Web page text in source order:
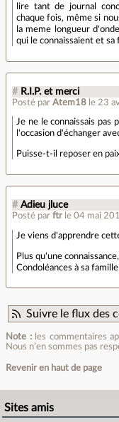
lire tant de journal
chaque fois, même si
la meme longueur
qui le connaissaient et sa
# R.I.P. et merci
Posté par Atem18 le 23
Je ne le connaissais pas
l'occasion d'échanger
Puisse-t-il reposer en
# Adieu jluce
Posté par ftr le 04 mai
Je viens d'apprendre
Plus qu'une
Condoléances à sa
Suivre le flux des
Note :les commentaires
Nous n’en sommes pas
Revenir en haut de page
Sites amis